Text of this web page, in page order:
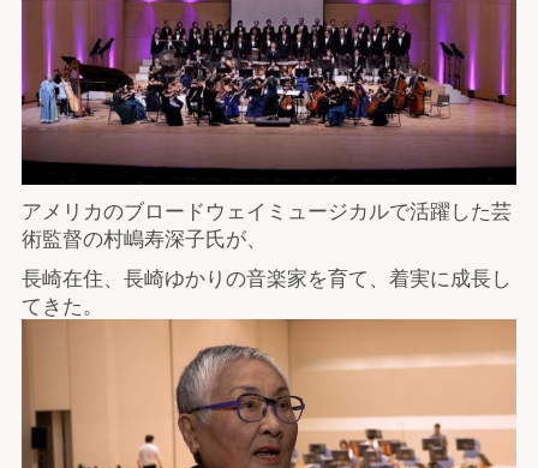
アメリカのブロードウェイミュージカルで活躍した芸
術監督の村嶋寿深子氏が、
長崎在住、長崎ゆかりの音楽家を育て、着実に成長し
てきた。